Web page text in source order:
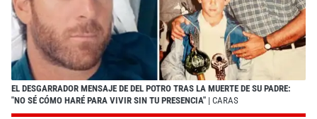
EL DESGARRADOR MENSAJE DE DEL POTRO TRAS LA MUERTE DE SU PADRE:
"NO SÉ CÓMO HARÉ PARA VIVIR SIN TU PRESENCIA" | CARAS